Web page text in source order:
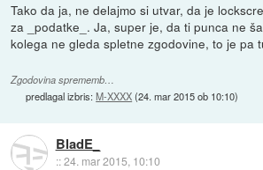
Tako da ja, ne delajmo si utvar, da je
za _podatke_. Ja, super je, da ti punca ne
kolega ne gleda spletne zgodovine, to je pa
Zgodovina sprememb…
predlagal izbris:M-XXXX(24. mar 2015 ob 10:10)
BladE_
::24. mar 2015, 10:10